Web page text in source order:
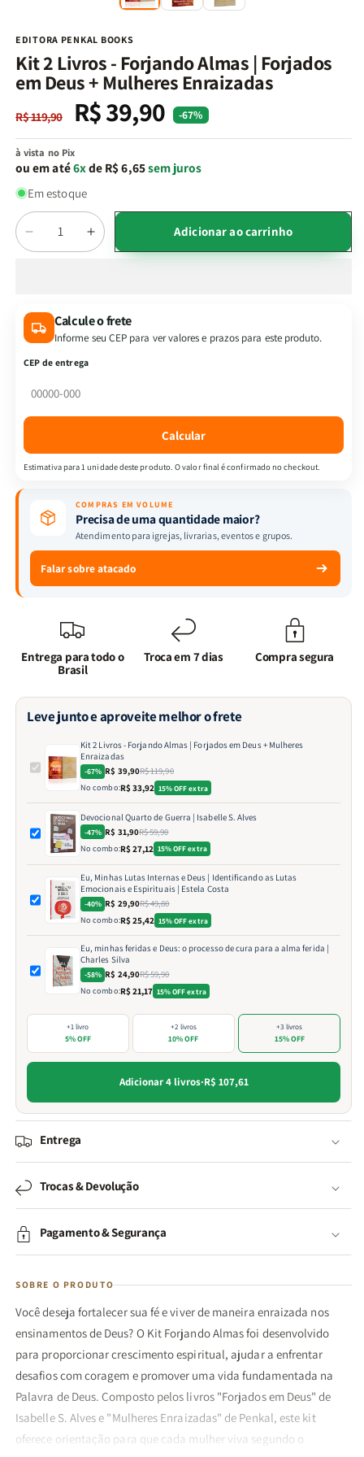
EDITORA PENKAL BOOKS
Kit 2 Livros - Forjando Almas | Forjados
em Deus + Mulheres Enraizadas
Preço
normal
R$ 119,90
Preço
promocional
R$ 39,90 -67%
à vista no Pix
ou em até6xde R$ 6,65sem juros
Em estoque
Quantidade
Diminuir
a
2
Livros
-
Almas
Deus
Enraizadas
Aumentar
a
2
Livros
Deus
Enraizadas
Adicionar ao carrinho
Calcule o frete
Informe seu CEP para ver valores e prazos para este produto.
CEP de entrega
Calcular
Estimativa para 1 unidade deste produto. O valor final é confirmado no checkout.
COMPRAS EM VOLUME
Precisa de uma quantidade maior?
Atendimento para igrejas, livrarias, eventos e grupos.
Falar sobre atacado
Entrega para todo o
Brasil
Troca em 7 dias Compra segura
Leve junto e aproveite melhor o frete
Kit 2 Livros - Forjando Almas | Forjados em Deus + Mulheres
Enraizadas
-67% R$ 39,90R$ 119,90
No combo:R$ 33,92 15% OFF extra
Devocional Quarto de Guerra | Isabelle S. Alves
-47% R$ 31,90R$ 59,90
No combo:R$ 27,12 15% OFF extra
Eu, Minhas Lutas Internas e Deus | Identificando as Lutas
Emocionais e Espirituais | Estela Costa
-40% R$ 29,90R$ 49,80
No combo:R$ 25,42 15% OFF extra
Eu, minhas feridas e Deus: o processo de cura para a alma ferida |
Charles Silva
-58% R$ 24,90R$ 59,90
No combo:R$ 21,17 15% OFF extra
+1 livro
5% OFF
+2 livros
10% OFF
+3 livros
15% OFF
Adicionar 4 livros·R$ 107,61
Entrega
Trocas & Devolução
Pagamento & Segurança
SOBRE O PRODUTO
Você deseja fortalecer sua fé e viver de maneira enraizada nos
ensinamentos de Deus? O Kit Forjando Almas foi desenvolvido
para proporcionar crescimento espiritual, ajudar a enfrentar
desafios com coragem e promover uma vida fundamentada na
Palavra de Deus. Composto pelos livros "Forjados em Deus" de
Isabelle S. Alves e "Mulheres Enraizadas" de Penkal, este kit
oferece orientação para que cada mulher viva segundo o